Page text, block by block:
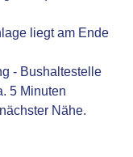
liegt am Ende
- Bushaltestelle
5 Minuten
Nähe.